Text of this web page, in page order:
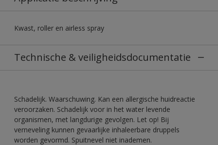
Kwast, roller en airless spray
Technische & veiligheidsdocumentatie
Schadelijk. Waarschuwing. Kan een allergische huidreactie
veroorzaken. Schadelijk voor in het water levende
organismen, met langdurige gevolgen. Let op! Bij
verneveling kunnen gevaarlijke inhaleerbare druppels
worden gevormd. Spuitnevel niet inademen.